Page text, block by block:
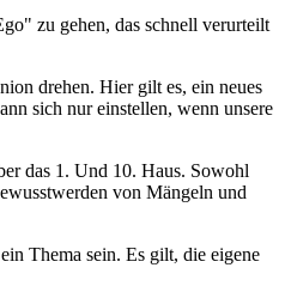
zu gehen, das schnell verurteilt
drehen. Hier gilt es, ein neues
sich nur einstellen, wenn unsere
das 1. Und 10. Haus. Sowohl
von Mängeln und
Thema sein. Es gilt, die eigene